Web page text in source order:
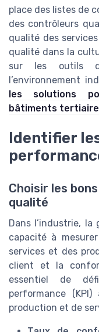
place des listes de
des contrôleurs
qualité des
qualité dans la
sur les outils
l’environnement
les solutions
bâtiments
Identifier
Choisir les
qualité
Dans l’industrie,
capacité à
services et des
client et la
essentiel de
performance
production et de